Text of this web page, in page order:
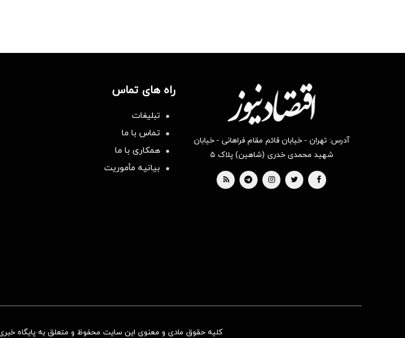
آدرس: تهران - خیابان قائم مقام فراهانی - خیابان
شهید محمدی خدری (شاهین) پلاک ۵
راه های تماس
تبلیغات
تماس با ما
همکاری با ما
بیانیه مأموریت
کلیه حقوق مادی و معنوی این سایت محفوظ و متعلق به پایگاه خبری